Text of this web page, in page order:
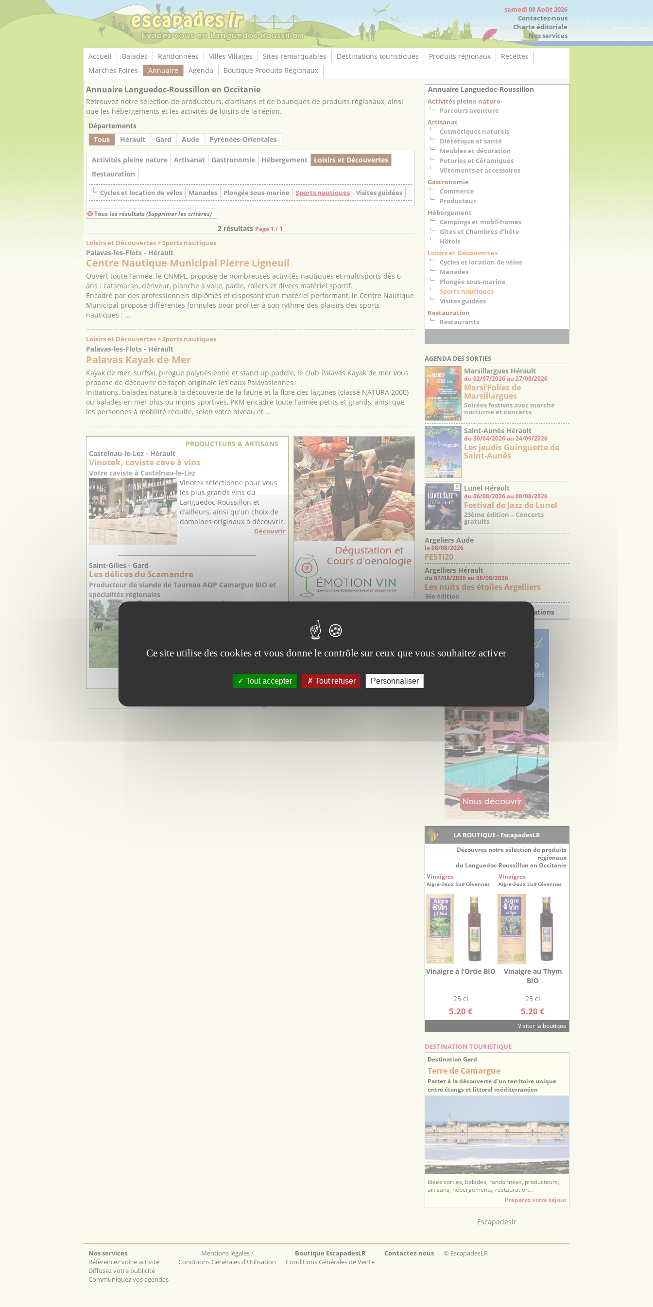
samedi 08 Août 2026
Contactez-nous
Charte éditoriale
Nos services
Accueil Balades Randonnées Villes Villages Sites remarquables Destinations touristiques Produits régionaux
Recettes
Marchés Foires
Annuaire Agenda Boutique Produits Régionaux
Annuaire Languedoc-Roussillon en Occitanie
Retrouvez notre sélection de producteurs, d’artisans et de boutiques de produits régionaux, ainsi
que les hébergements et les activités de loisirs de la région.
Départements
Tous
Hérault Gard Aude Pyrénées-Orientales
Activités pleine nature Artisanat Gastronomie Hébergement
Loisirs et Découvertes
Restauration
Cycles et location de vélos Manades Plongée sous-marine Sports nautiques Visites guidées
Tous les résultats (Supprimer les critères)
2 résultats Page 1 / 1
Loisirs et Découvertes > Sports nautiques
Palavas-les-Flots - Hérault
Centre Nautique Municipal Pierre Ligneuil
Ouvert toute l’année, le CNMPL, propose de nombreuses activités nautiques et multisports dès 6
ans : catamaran, dériveur, planche à voile, padle, rollers et divers matériel sportif.
Encadré par des professionnels diplômés et disposant d’un matériel performant, le Centre Nautique
Municipal propose différentes formules pour profiter à son rythme des plaisirs des sports
nautiques : ...
Loisirs et Découvertes > Sports nautiques
Palavas-les-Flots - Hérault
Palavas Kayak de Mer
Kayak de mer, surfski, pirogue polynésienne et stand up paddle, le club Palavas Kayak de mer vous
propose de découvrir de façon originale les eaux Palavasiennes.
Initiations, balades nature à la découverte de la faune et la flore des lagunes (classé NATURA 2000)
ou balades en mer plus ou moins sportives, PKM encadre toute l’année petits et grands, ainsi que
les personnes à mobilité réduite, selon votre niveau et ...
PRODUCTEURS & ARTISANS
Castelnau-le-Lez - Hérault
Vinotek, caviste cave à vins
Votre caviste à Castelnau-le-Lez
Vinotek sélectionne pour vous
les plus grands vins du
Languedoc-Roussillon et
d’ailleurs, ainsi qu'un choix de
domaines originaux à découvrir.
Découvrir
Saint-Gilles - Gard
Les délices du Scamandre
Producteur de viande de Taureau AOP Camargue BIO et
spécialités régionales
Au bord de l'Étang du
veille au bien être de son
Camargue Bio ...
Découvrir
Annuaire Languedoc-Roussillon
Activités pleine nature
Parcours aventure
Artisanat
Cosmétiques naturels
Diététique et santé
Meubles et décoration
Poteries et Céramiques
Vêtements et accessoires
Gastronomie
Commerce
Producteur
Hébergement
Campings et mobil-homes
Gîtes et Chambres d'hôte
Hôtels
Loisirs et Découvertes
Cycles et location de vélos
Manades
Plongée sous-marine
Sports nautiques
Visites guidées
Restauration
Restaurants
AGENDA DES SORTIES
Marsillargues Hérault
du 02/07/2026 au 27/08/2026
Marsi’Folies de
Marsillargues
Soirées festives avec marché
nocturne et concerts
Saint-Aunès Hérault
du 30/04/2026 au 24/09/2026
Les jeudis Guinguette de
Saint-Aunès
Lunel Hérault
du 06/08/2026 au 08/08/2026
Festival de Jazz de Lunel
23ème édition – Concerts
gratuits
Argeliers Aude
le 08/08/2026
FESTI20
Argelliers Hérault
du 07/08/2026 au 08/08/2026
Les nuits des étoiles Argelliers
36e édition
Toutes les manifestations
LA BOUTIQUE - EscapadesLR
Découvrez notre sélection de produits
régionaux
du Languedoc-Roussillon en Occitanie
Vinaigres
Aigre-Doux Sud Cévennes
Vinaigre à l’Ortie BIO
25 cl
5.20 €
Vinaigres
Aigre-Doux Sud Cévennes
Vinaigre au Thym
BIO
25 cl
5.20 €
Visiter la boutique
DESTINATION TOURISTIQUE
Destination Gard
Terre de Camargue
Partez à la découverte d’un territoire unique
entre étangs et littoral méditerranéen
Idées sorties, balades, randonnées, producteurs,
artisans, hébergements, restauration...
Préparez votre séjour
Escapadeslr
Nos services
Référencez votre activité
Diffusez votre publicité
Communiquez vos agendas
Mentions légales /
Conditions Générales d'Utilisation
Boutique EscapadesLR
Conditions Générales de Vente
Contactez-nous © EscapadesLR
Panneau de gestion des cookies
Ce site utilise des cookies et vous donne le contrôle sur ceux que vous souhaitez activer
Tout accepter Tout refuser Personnaliser